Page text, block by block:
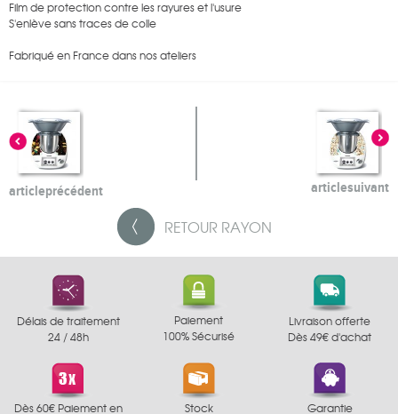
Film de protection contre les rayures et l'usure
S'enlève sans traces de colle
Fabriqué en France dans nos ateliers
articleprécédent articlesuivant
RETOUR RAYON
Délais de traitement
24 / 48h
Paiement
100% Sécurisé
Livraison offerte
Dès 49€ d'achat
Dès 60€ Paiement en
Stock
Garantie